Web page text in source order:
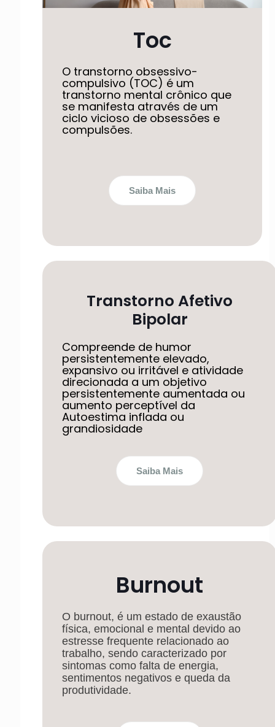
Toc
O transtorno obsessivo-
compulsivo (TOC) é um
transtorno mental crônico que
se manifesta através de um
ciclo vicioso de obsessões e
compulsões.
Saiba Mais
Transtorno Afetivo
Bipolar
Compreende de humor
persistentemente elevado,
expansivo ou irritável e atividade
direcionada a um objetivo
persistentemente aumentada ou
aumento perceptível da
Autoestima inflada ou
grandiosidade
Saiba Mais
Burnout
O burnout, é um estado de exaustão
física, emocional e mental devido ao
estresse frequente relacionado ao
trabalho, sendo caracterizado por
sintomas como falta de energia,
sentimentos negativos e queda da
produtividade.